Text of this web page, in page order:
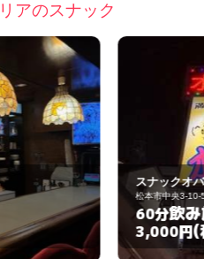
アのスナック
ｒｅｍｉｕｍ